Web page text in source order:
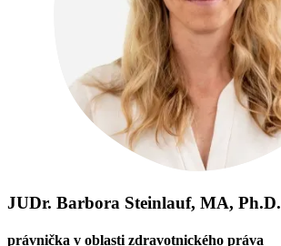
JUDr. Barbora Steinlauf, MA, Ph.D.
právnička v oblasti zdravotnického práva